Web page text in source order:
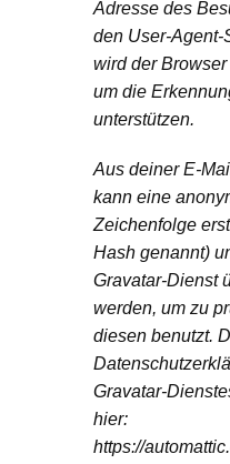
Adresse des
den User-Agent-
wird der
um die
unterstützen.
Aus deiner E-
kann eine
Zeichenfolge
Hash genannt)
Gravatar-Dienst
werden, um zu
diesen benutzt.
Gravatar-
hier:
https://